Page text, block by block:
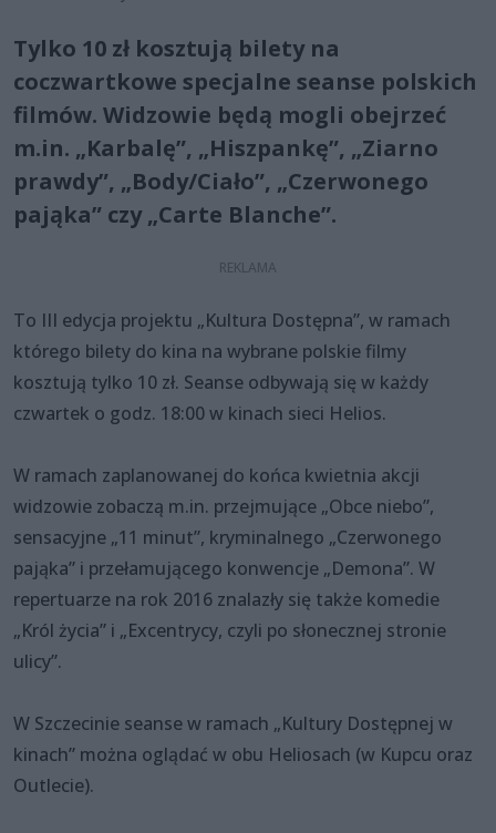
Tylko 10 zł kosztują bilety na
coczwartkowe specjalne seanse polskich
filmów. Widzowie będą mogli obejrzeć
m.in. „Karbalę”, „Hiszpankę”, „Ziarno
prawdy”, „Body/Ciało”, „Czerwonego
pająka” czy „Carte Blanche”.
To III edycja projektu „Kultura Dostępna”, w ramach
którego bilety do kina na wybrane polskie filmy
kosztują tylko 10 zł. Seanse odbywają się w każdy
czwartek o godz. 18:00 w kinach sieci Helios.
W ramach zaplanowanej do końca kwietnia akcji
widzowie zobaczą m.in. przejmujące „Obce niebo”,
sensacyjne „11 minut”, kryminalnego „Czerwonego
pająka” i przełamującego konwencje „Demona”. W
repertuarze na rok 2016 znalazły się także komedie
„Król życia” i „Excentrycy, czyli po słonecznej stronie
ulicy”.
W Szczecinie seanse w ramach „Kultury Dostępnej w
kinach” można oglądać w obu Heliosach (w Kupcu oraz
Outlecie).